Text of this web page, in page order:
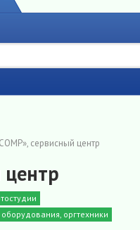
сервисный центр
центр
оргтехники